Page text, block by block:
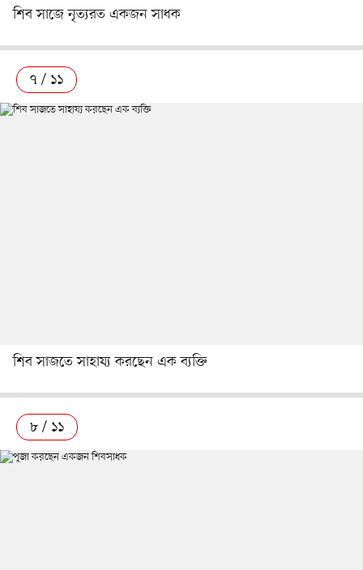
শিব সাজে নৃত্যরত একজন সাধক
৭ / ১১
শিব সাজতে সাহায্য করছেন এক ব্যক্তি
৮ / ১১